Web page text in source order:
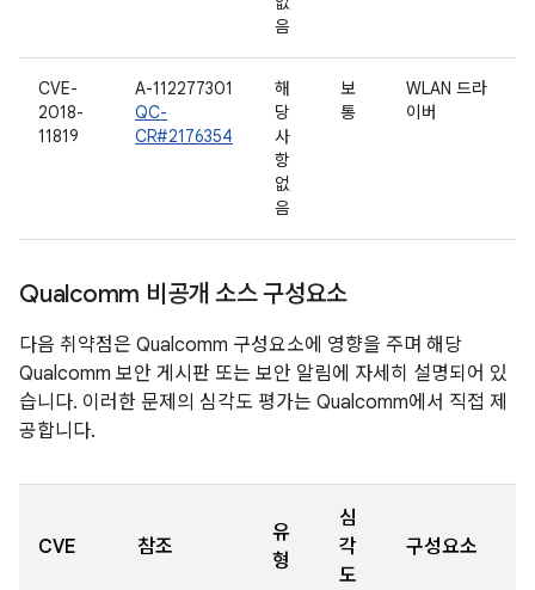
음
CVE-
2018-
11819
A-112277301
QC-
CR#2176354
해
당
사
항
없
음
보
통
WLAN 드라
이버
Qualcomm 비공개 소스 구성요소
다음 취약점은 Qualcomm 구성요소에 영향을 주며 해당
Qualcomm 보안 게시판 또는 보안 알림에 자세히 설명되어 있
습니다. 이러한 문제의 심각도 평가는 Qualcomm에서 직접 제
공합니다.
CVE 참조
유
형
심
각
도
구성요소